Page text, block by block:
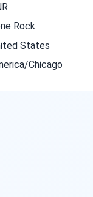
Rock
States
Chicago